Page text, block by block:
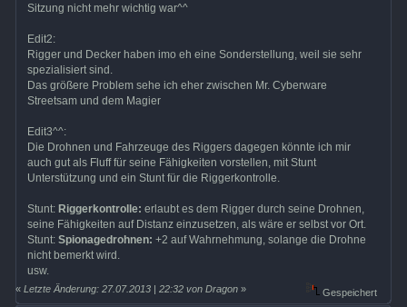
Sitzung nicht mehr wichtig war^^
Edit2:
Rigger und Decker haben imo eh eine Sonderstellung, weil sie sehr
spezialisiert sind.
Das größere Problem sehe ich eher zwischen Mr. Cyberware
Streetsam und dem Magier
Edit3^^:
Die Drohnen und Fahrzeuge des Riggers dagegen könnte ich mir
auch gut als Fluff für seine Fähigkeiten vorstellen, mit Stunt
Unterstützung und ein Stunt für die Riggerkontrolle.
Stunt: Riggerkontrolle: erlaubt es dem Rigger durch seine Drohnen,
seine Fähigkeiten auf Distanz einzusetzen, als wäre er selbst vor Ort.
Stunt: Spionagedrohnen: +2 auf Wahrnehmung, solange die Drohne
nicht bemerkt wird.
usw.
«Letzte Änderung: 27.07.2013 | 22:32 von Dragon » Gespeichert